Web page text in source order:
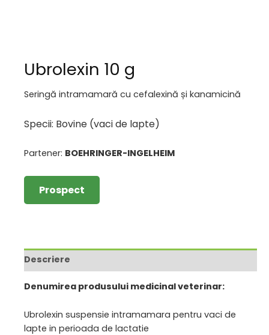
Ubrolexin 10 g
Seringă intramamară cu cefalexină și kanamicină
Specii: Bovine (vaci de lapte)
Partener: BOEHRINGER-INGELHEIM
Prospect
Descriere
Denumirea produsului medicinal veterinar:
Ubrolexin suspensie intramamara pentru vaci de
lapte in perioada de lactatie